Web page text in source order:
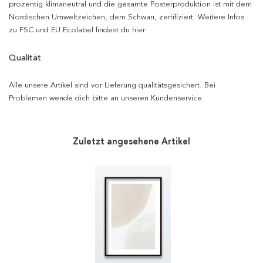
prozentig klimaneutral und die gesamte Posterproduktion ist mit dem
Nordischen Umweltzeichen, dem Schwan, zertifiziert. Weitere Infos
zu FSC und EU Ecolabel findest du hier.
Qualität
Alle unsere Artikel sind vor Lieferung qualitätsgesichert. Bei
Problemen wende dich bitte an unseren Kundenservice.
Zuletzt angesehene Artikel